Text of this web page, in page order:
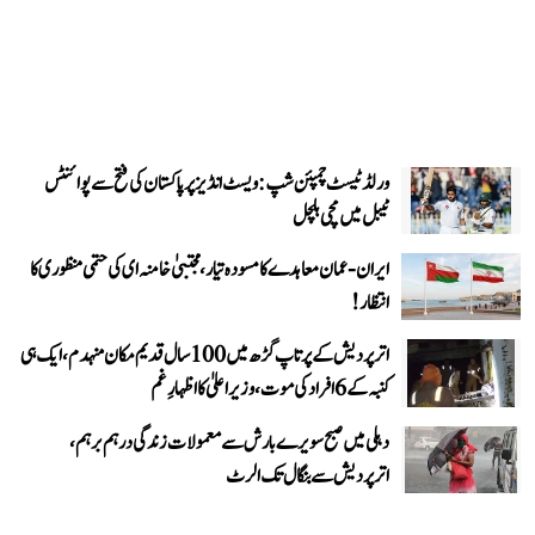
ورلڈ ٹیسٹ چمپئن شپ: ویسٹ انڈیز پر پاکستان کی فتح سے پوائنٹس
ٹیبل میں مچی ہلچل
ایران-عمان معاہدے کا مسودہ تیار، مجتبیٰ خامنہ ای کی حتمی منظوری کا
انتظار!
اتر پردیش کے پرتاپ گڑھ میں 100 سال قدیم مکان منہدم، ایک ہی
کنبہ کے 6 افراد کی موت، وزیر اعلیٰ کا اظہارِ غم
دہلی میں صبح سویرے بارش سے معمولات زندگی درہم برہم،
اترپردیش سے بنگال تک الرٹ